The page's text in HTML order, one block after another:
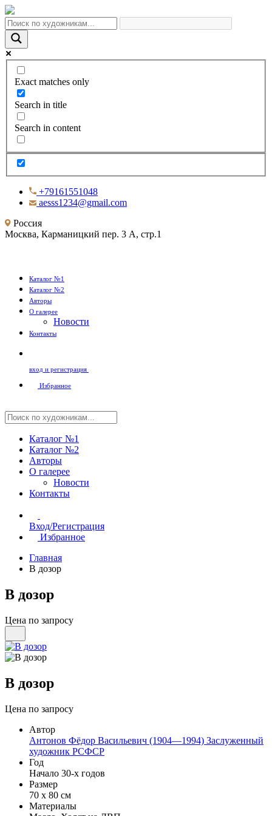
Exact matches only
Search in title
Search in content
+79161551048
aesss1234@gmail.com
Россия
Москва, Карманицкий пер. 3 А, стр.1
Каталог №1
Каталог №2
Авторы
О галерее
Новости
Контакты
вход и регистрация
Избранное
Каталог №1
Каталог №2
Авторы
О галерее
Новости
Контакты
Вход/Регистрация
Избранное
Главная
В дозор
В дозор
Цена по запросу
В дозор
Цена по запросу
Автор
Антонов Фёдор Васильевич (1904—1994) Заслуженный
художник РСФСР
Год
Начало 30-х годов
Размер
70 х 80 см
Материалы